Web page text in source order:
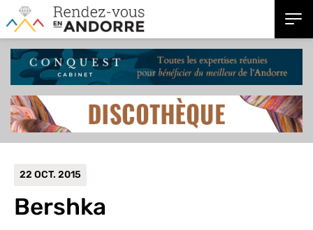
22 OCT. 2015
Bershka